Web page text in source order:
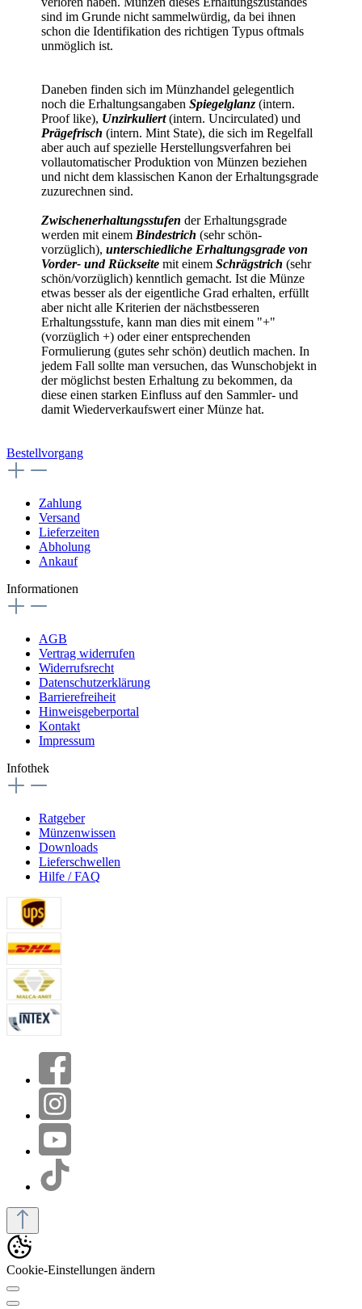
sind im Grunde nicht sammelwürdig, da bei ihnen
schon die Identifikation des richtigen Typus oftmals
unmöglich ist.
Daneben finden sich im Münzhandel gelegentlich
noch die ErhaltungsangabenSpiegelglanz (intern.
Proof like), Unzirkuliert(intern. Uncirculated) und
Prägefrisch (intern. Mint State), die sich im Regelfall
aber auch auf spezielle Herstellungsverfahren bei
vollautomatischer Produktion von Münzen beziehen
und nicht dem klassischen Kanon der Erhaltungsgrade
zuzurechnen sind.
Zwischenerhaltungsstufen der Erhaltungsgrade
werden mit einem Bindestrich (sehr schön-
vorzüglich),unterschiedliche Erhaltungsgrade von
Vorder- und Rückseite mit einemSchrägstrich (sehr
schön/vorzüglich) kenntlich gemacht. Ist die Münze
etwas besser als der eigentliche Grad erhalten, erfüllt
aber nicht alle Kriterien der nächstbesseren
Erhaltungsstufe, kann man dies mit einem "+"
(vorzüglich +) oder einer entsprechenden
Formulierung (gutes sehr schön) deutlich machen. In
jedem Fall sollte man versuchen, das Wunschobjekt in
der möglichst besten Erhaltung zu bekommen, da
diese einen starken Einfluss auf den Sammler- und
damit Wiederverkaufswert einer Münze hat.
Bestellvorgang
Zahlung
Versand
Lieferzeiten
Abholung
Ankauf
Informationen
AGB
Vertrag widerrufen
Widerrufsrecht
Datenschutzerklärung
Barrierefreiheit
Hinweis­geberportal
Kontakt
Impressum
Infothek
Ratgeber
Münzenwissen
Downloads
Lieferschwellen
Hilfe / FAQ
Cookie-Einstellungen ändern